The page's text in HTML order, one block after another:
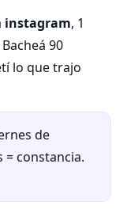
instagram, 1
90
lo que trajo
de
= constancia.